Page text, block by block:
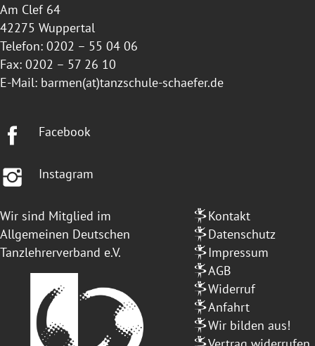
Am Clef 64
42275 Wuppertal
Telefon: 0202 – 55 04 06
Fax: 0202 – 57 26 10
E-Mail: barmen(at)tanzschule-schaefer.de
Facebook
Instagram
Wir sind Mitglied im
Allgemeinen Deutschen
Tanzlehrerverband e.V.
Kontakt
Datenschutz
Impressum
AGB
Widerruf
Anfahrt
Wir bilden aus!